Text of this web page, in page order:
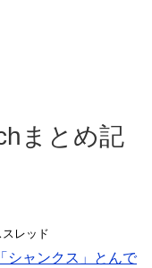
まとめ記
レッド
シャンクス」とんで